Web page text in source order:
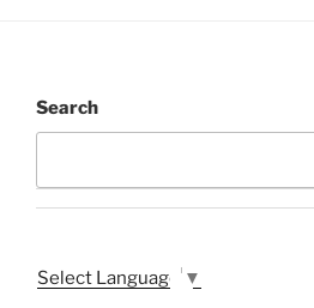
Search
Select Language ▼